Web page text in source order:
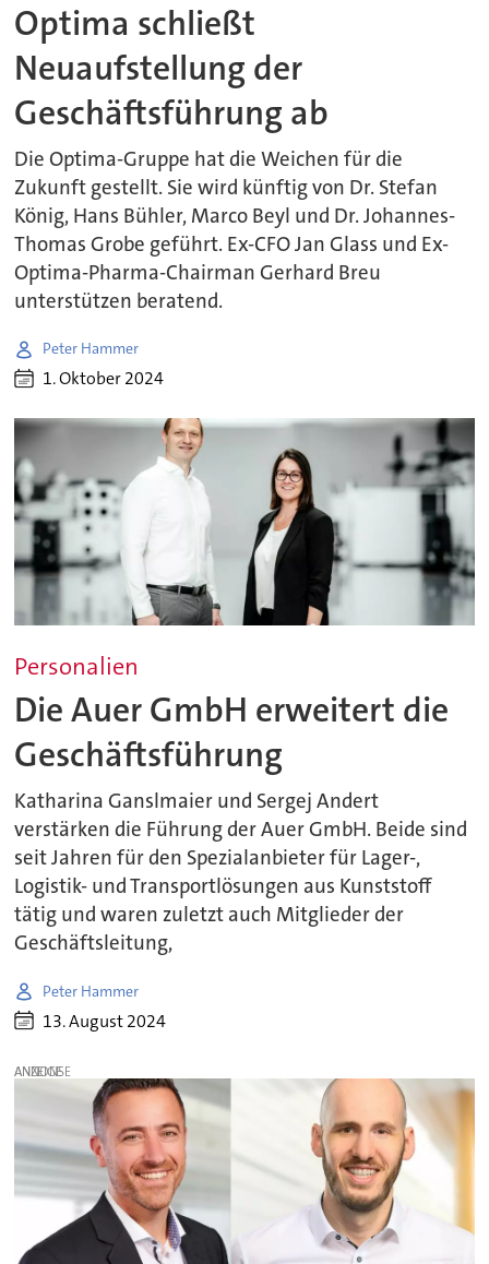
Optima schließt
Neuaufstellung der
Geschäftsführung ab
Die Optima-Gruppe hat die Weichen für die
Zukunft gestellt. Sie wird künftig von Dr. Stefan
König, Hans Bühler, Marco Beyl und Dr. Johannes-
Thomas Grobe geführt. Ex-CFO Jan Glass und Ex-
Optima-Pharma-Chairman Gerhard Breu
unterstützen beratend.
Peter Hammer
1. Oktober 2024
Personalien
Die Auer GmbH erweitert die
Geschäftsführung
Katharina Ganslmaier und Sergej Andert
verstärken die Führung der Auer GmbH. Beide sind
seit Jahren für den Spezialanbieter für Lager-,
Logistik- und Transportlösungen aus Kunststoff
tätig und waren zuletzt auch Mitglieder der
Geschäftsleitung,
Peter Hammer
13. August 2024
ANZEIGE